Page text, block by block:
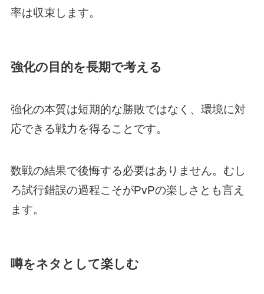
率は収束します。
強化の目的を長期で考える
強化の本質は短期的な勝敗ではなく、環境に対
応できる戦力を得ることです。
数戦の結果で後悔する必要はありません。むし
ろ試行錯誤の過程こそがPvPの楽しさとも言え
ます。
噂をネタとして楽しむ